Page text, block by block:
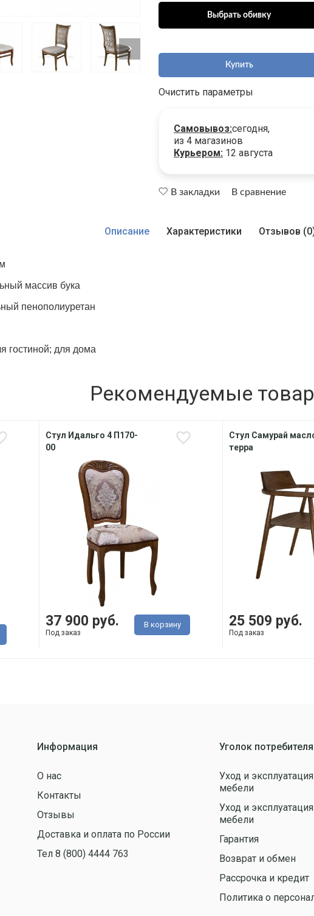
Купить
Очистить параметры
Самовывоз:сегодня,
из 4 магазинов
Курьером: 12 августа
В закладки В сравнение
Описание Характеристики Отзывов
массив бука
пенополиуретан
гостиной; для дома
Рекомендуемые
Стул Идальго 4 П170-
00
37 900 руб.
Под заказ
В корзину
Стул Самурай
терра
25 509 руб.
Под заказ
Информация
О нас
Контакты
Отзывы
Доставка и оплата по России
Тел 8 (800) 4444 763
Уголок потребителя
Уход и
мебели
Уход и
мебели
Гарантия
Возврат и обмен
Рассрочка и кредит
Политика о